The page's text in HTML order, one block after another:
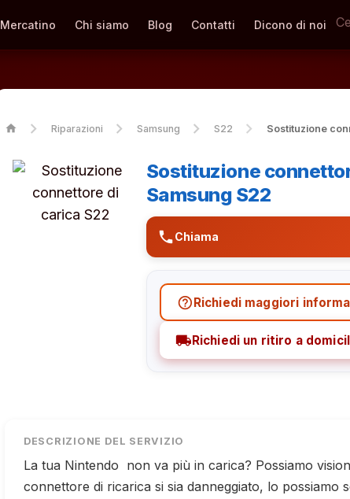
Mercatino Chi siamo Blog Contatti Dicono di noi
home Riparazioni Samsung S22 Sostituzione
Sostituzione
Samsung S22
phoneChiama
help_outlineRichiedi maggiori
local_shippingRichiedi un ritiro a
DESCRIZIONE DEL SERVIZIO
La tua Nintendo non va più in carica? Possiamo
connettore di ricarica si sia danneggiato, lo possiamo